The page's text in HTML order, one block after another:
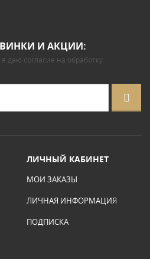
И АКЦИИ:
я даю согласие на обработку
ЛИЧНЫЙ КАБИНЕТ
МОИ ЗАКАЗЫ
ЛИЧНАЯ ИНФОРМАЦИЯ
ПОДПИСКА